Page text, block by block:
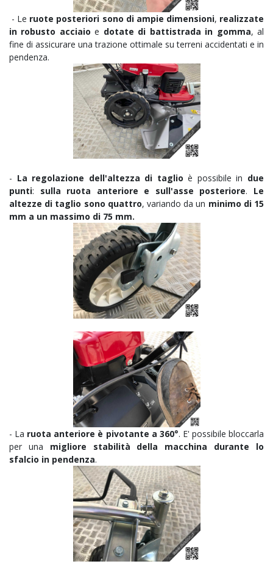
- Le ruote posteriori sono di ampie dimensioni, realizzate
in robusto acciaio e dotate di battistrada in gomma, al
fine di assicurare una trazione ottimale su terreni accidentati e in
pendenza.
- La regolazione dell'altezza di taglio è possibile in due
punti: sulla ruota anteriore e sull'asse posteriore. Le
altezze di taglio sono quattro, variando da un minimo di 15
mm a un massimo di 75 mm.
- La ruota anteriore è pivotante a 360°. E' possibile bloccarla
per una migliore stabilità della macchina durante lo
sfalcio in pendenza.